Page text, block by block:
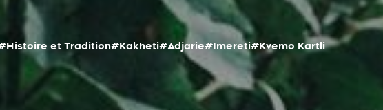
et Tradition#Kakheti#Adjarie#Imereti#Kvemo Kartli